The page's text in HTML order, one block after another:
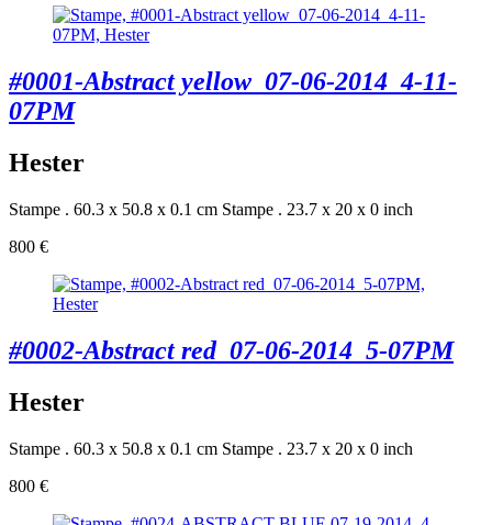
#0001-Abstract yellow_07-06-2014_4-11-
07PM
Hester
Stampe . 60.3 x 50.8 x 0.1 cm Stampe . 23.7 x 20 x 0 inch
800 €
#0002-Abstract red_07-06-2014_5-07PM
Hester
Stampe . 60.3 x 50.8 x 0.1 cm Stampe . 23.7 x 20 x 0 inch
800 €